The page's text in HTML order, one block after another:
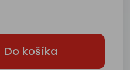
Do košíka